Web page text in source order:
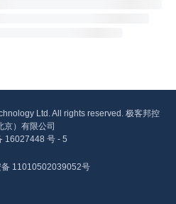
Ltd. All rights reserved. 极客邦控
京）有限公司
16027448 号 - 5
备 11010502039052号